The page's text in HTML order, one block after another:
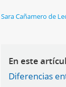
Sara Cañamero de
En este
Diferencias